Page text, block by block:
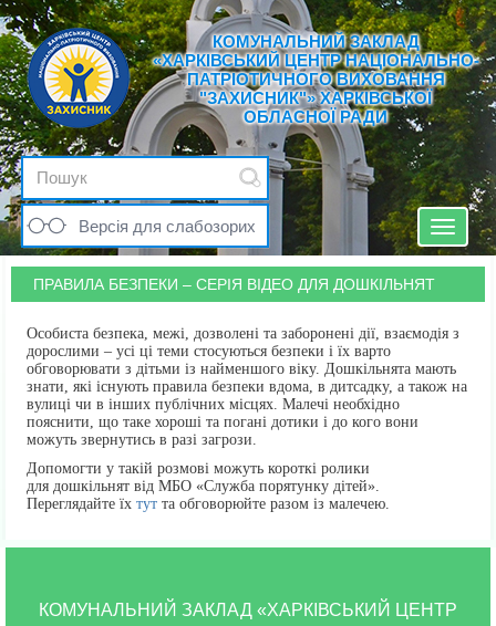
КОМУНАЛЬНИЙ ЗАКЛАД
«ХАРКІВСЬКИЙ ЦЕНТР НАЦІОНАЛЬНО-
ПАТРІОТИЧНОГО ВИХОВАННЯ
"ЗАХИСНИК"» ХАРКІВСЬКОЇ
ОБЛАСНОЇ РАДИ
Версія для слабозорих
Toggle
ПРАВИЛА БЕЗПЕКИ – СЕРІЯ ВІДЕО ДЛЯ ДОШКІЛЬНЯТ
Особиста безпека, межі, дозволені та заборонені дії, взаємодія з
дорослими – усі ці теми стосуються безпеки і їх варто
обговорювати з дітьми із найменшого віку. Дошкільнята мають
знати, які існують правила безпеки вдома, в дитсадку, а також на
вулиці чи в інших публічних місцях. Малечі необхідно
пояснити, що таке хороші та погані дотики і до кого вони
можуть звернутись в разі загрози.
Допомогти у такій розмові можуть короткі ролики
для дошкільнят від МБО «Служба порятунку дітей».
Переглядайте їх тут та обговорюйте разом із малечею.
КОМУНАЛЬНИЙ ЗАКЛАД «ХАРКІВСЬКИЙ ЦЕНТР